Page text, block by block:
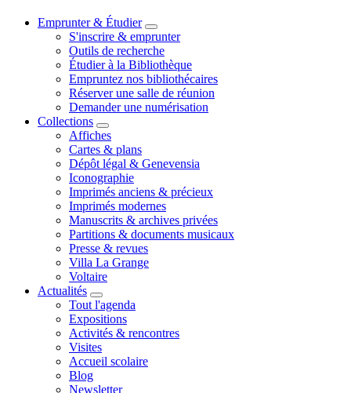
Emprunter & Étudier
S'inscrire & emprunter
Outils de recherche
Étudier à la Bibliothèque
Empruntez nos bibliothécaires
Réserver une salle de réunion
Demander une numérisation
Collections
Affiches
Cartes & plans
Dépôt légal & Genevensia
Iconographie
Imprimés anciens & précieux
Imprimés modernes
Manuscrits & archives privées
Partitions & documents musicaux
Presse & revues
Villa La Grange
Voltaire
Actualités
Tout l'agenda
Expositions
Activités & rencontres
Visites
Accueil scolaire
Blog
Newsletter